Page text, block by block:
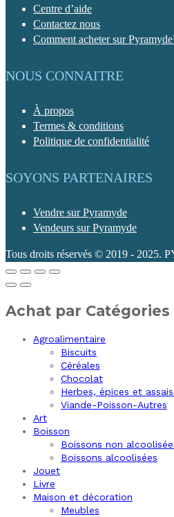
Centre d’aide
Contactez nous
Comment acheter sur
NOUS CONNAITRE
À propos
Termes & conditions
Politique de confidentialité
SOYONS PARTENAIRES
Vendre sur Pyramyde
Vendeurs sur Pyramyde
Tous droits réservés © 2019 - 2025.
Achat par Catégories
Agroalimentaire
Biscuits
Céréales
Chocolat
Herbes, épices et
Viande-Poisson-Autres
Art
Boisson
Boissons non
Boissons alcoolisées
Jouet
Livre
Maison et décoration
Meubles